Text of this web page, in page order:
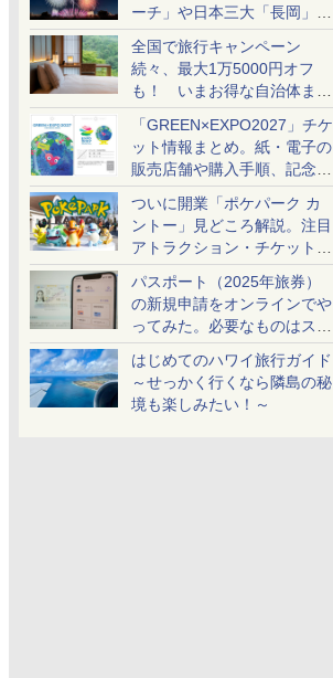
ーチ」や日本三大「長岡」な
ど大型イベント目白押し！
全国で旅行キャンペーン
続々、最大1万5000円オフ
も！ いまお得な自治体まと
め
「GREEN×EXPO2027」チケ
ット情報まとめ。紙・電子の
販売店舗や購入手順、記念チ
ケットも解説
ついに開業「ポケパーク カ
ントー」見どころ解説。注目
アトラクション・チケット手
配・来場前に必要な準備は？
パスポート（2025年旅券）
の新規申請をオンラインでや
ってみた。必要なものはスマ
ホとマイナカードのみ
はじめてのハワイ旅行ガイド
～せっかく行くなら隣島の秘
境も楽しみたい！～